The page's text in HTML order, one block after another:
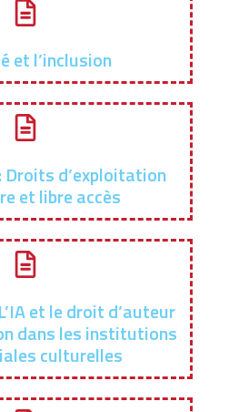
et l’inclusion
Droits d’exploitation
et libre accès
et le droit d’auteur
dans les institutions
culturelles